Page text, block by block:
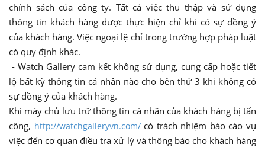
chính sách của công ty. Tất cả việc thu thập và sử dụng
thông tin khách hàng được thực hiện chỉ khi có sự đồng ý
của khách hàng. Việc ngoại lệ chỉ trong trường hợp pháp luật
có quy định khác.
- Watch Gallery cam kết không sử dụng, cung cấp hoặc tiết
lộ bất kỳ thông tin cá nhân nào cho bên thứ 3 khi không có
sự đồng ý của khách hàng.
Khi máy chủ lưu trữ thông tin cá nhân của khách hàng bị tấn
công, http://watchgalleryvn.com/ có trách nhiệm báo cáo vụ
việc đến cơ quan điều tra xử lý và thông báo cho khách hàng